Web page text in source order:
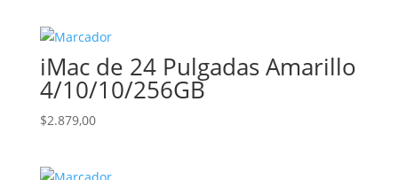
iMac de 24 Pulgadas Amarillo
4/10/10/256GB
$2.879,00